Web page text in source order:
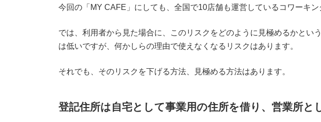
今回の「MY CAFE」にしても、全国で10店舗も運営しているコワーキ
では、利用者から見た場合に、このリスクをどのように見極めるかと
は低いですが、何かしらの理由で使えなくなるリスクはあります。
それでも、そのリスクを下げる方法、見極める方法はあります。
登記住所は自宅として事業用の住所を借り、営業所と